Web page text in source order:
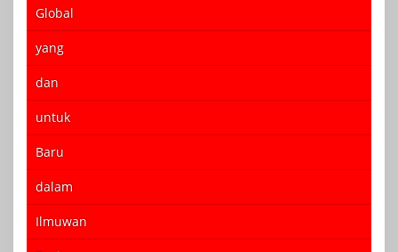
Global
yang
dan
untuk
Baru
dalam
Ilmuwan